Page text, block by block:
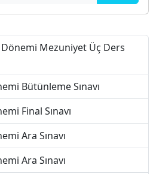
Mezuniyet Üç Ders
Bütünleme Sınavı
Final Sınavı
Ara Sınavı
Ara Sınavı